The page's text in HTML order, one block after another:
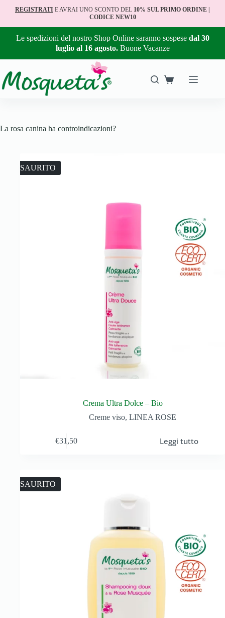
REGISTRATI E AVRAI UNO SCONTO DEL 10% SUL PRIMO ORDINE |
CODICE NEW10
Le spedizioni del nostro Shop Online saranno sospese dal 30
luglio al 16 agosto. Buone Vacanze
La rosa canina ha controindicazioni?
ESAURITO
Crema Ultra Dolce – Bio
Creme viso, LINEA ROSE
€31,50 Leggi tutto
ESAURITO